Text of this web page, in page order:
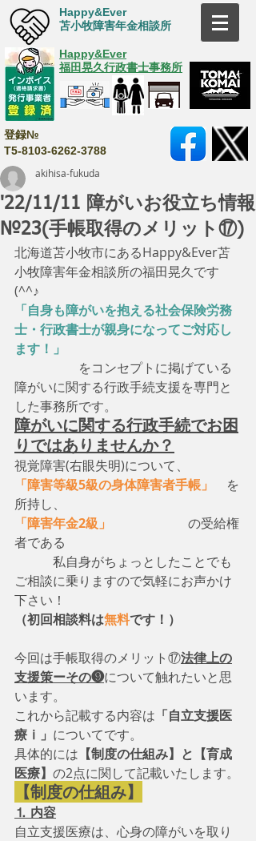
Happy&Ever
苫小牧障害年金相談所
Happy&Ever
福田晃久行政書士事務所
登録№
T5-8103-6262-3788
'22/11/11 障がいお役立ち情報
№23(手帳取得のメリット⑰)
akihisa-fukuda
北海道苫小牧市にあるHappy&Ever苫
小牧障害年金相談所の福田晃久です
(^^♪
「自身も障がいを抱える社会保険労務
士・行政書士が親身になってご対応し
ます！」
をコンセプトに掲げている
障がいに関する行政手続支援を専門と
した事務所です。
障がいに関する行政手続でお困
りではありませんか？
視覚障害(右眼失明)について、
「障害等級5級の身体障害者手帳」
を
所持し、
「障害年金2級」
の受給権
者である
私自身がちょっとしたことでも
ご相談に乗りますので気軽にお声かけ
下さい！
（初回相談料は無料です！）
今回は手帳取得のメリット⑰法律上の
支援策ーその❾について触れたいと思
います。
これから記載する内容は 「自立支援医
療ⅰ」 についてです。
具体的には 【制度の仕組み】と【育成
医療】 の2点に関して記載いたします。
【制度の仕組み】
⒈ 内容
自立支援医療は、心身の障がいを取り